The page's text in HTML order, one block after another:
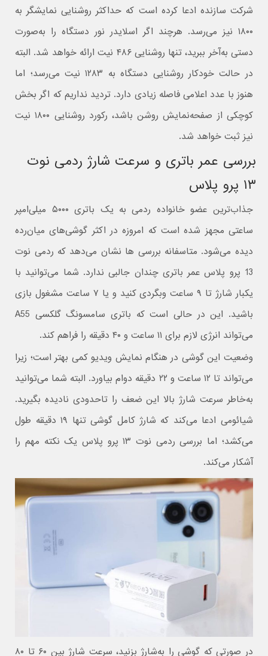
شرکت سازنده ادعا کرده است که حداکثر روشنایی نمایشگر به
۱۸۰۰ نیز می‌رسد. هرچند اگر اسلایدر نور دستگاه را به‌صورت
دستی به‌آخر ببرید، تنها روشنایی ۴۸۶ نیت ارائه خواهد شد. البته
در حالت خودکار روشنایی دستگاه به ۱۲۸۳ نیت می‌رسد؛ اما
هنوز با عدد اعلامی فاصله زیادی دارد. تردید نداریم که اگر بخش
کوچکی از صفحه‌نمایش روشن باشد، رکورد روشنایی ۱۸۰۰ نیت
نیز ثبت خواهد شد.
بررسی عمر باتری و سرعت شارژ ردمی نوت
۱۳ پرو پلاس
جذاب‌ترین عضو خانواده ردمی به یک باتری ۵۰۰۰ میلی‌‌امپر
ساعتی مجهز شده است که امروزه در اکثر گوشی‌های میان‌رده
دیده می‌شود. متاسفانه بررسی ها نشان می‌دهد که ردمی نوت
13 پرو پلاس عمر باتری چندان جالبی ندارد. شما می‌توانید با
یکبار شارژ تا ۹ ساعت وبگردی کنید و یا ۷ ساعت مشغول بازی
باشید. این در حالی است که باتری سامسونگ گلکسی A55
می‌تواند انرژی لازم برای ۱۱ ساعت و ۴۰ دقیقه را فراهم کند.
وضعیت این گوشی در هنگام نمایش ویدیو کمی بهتر است؛ زیرا
می‌تواند تا ۱۲ ساعت و ۲۲ دقیقه دوام بیاورد. البته شما می‌توانید
به‌خاطر سرعت شارژ بالا این ضعف را تاحدودی نادیده بگیرید.
شیائومی ادعا می‌کند که شارژ کامل گوشی تنها ۱۹ دقیقه طول
می‌کشد؛ اما بررسی ردمی نوت ۱۳ پرو پلاس یک نکته مهم را
آشکار می‌کند.
در صورتی که گوشی را به‌شارژ بزنید، سرعت شارژ بین ۶۰ تا ۸۰